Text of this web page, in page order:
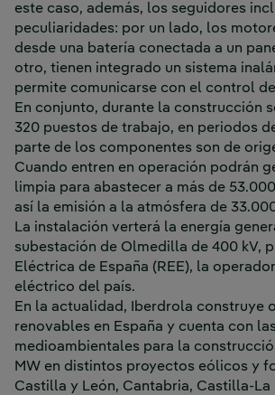
este caso, además, los seguidores
peculiaridades: por un lado, los
desde una batería conectada a un
otro, tienen integrado un sistema
permite comunicarse con el control
En conjunto, durante la construcción
320 puestos de trabajo, en periodos
parte de los componentes son de
Cuando entren en operación podrán
limpia para abastecer a más de
así la emisión a la atmósfera de
La instalación verterá la energía
subestación de Olmedilla de 400 kV,
Eléctrica de España (REE), la
eléctrico del país.
En la actualidad, Iberdrola construye
renovables en España y cuenta con
medioambientales para la
MW en distintos proyectos eólicos y
Castilla y León, Cantabria, Castilla-La